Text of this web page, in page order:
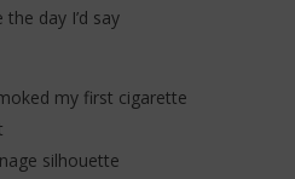
VIEWING
Far (Lyrics)
day I’d say
my first cigarette
silhouette